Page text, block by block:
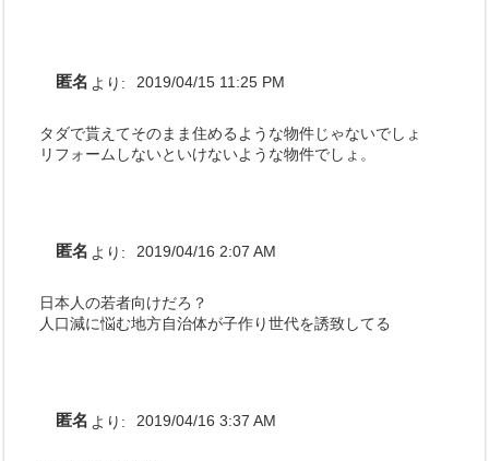
匿名 より: 2019/04/15 11:25 PM
タダで貰えてそのまま住めるような物件じゃないでしょ
リフォームしないといけないような物件でしょ。
匿名 より: 2019/04/16 2:07 AM
日本人の若者向けだろ？
人口減に悩む地方自治体が子作り世代を誘致してる
匿名 より: 2019/04/16 3:37 AM